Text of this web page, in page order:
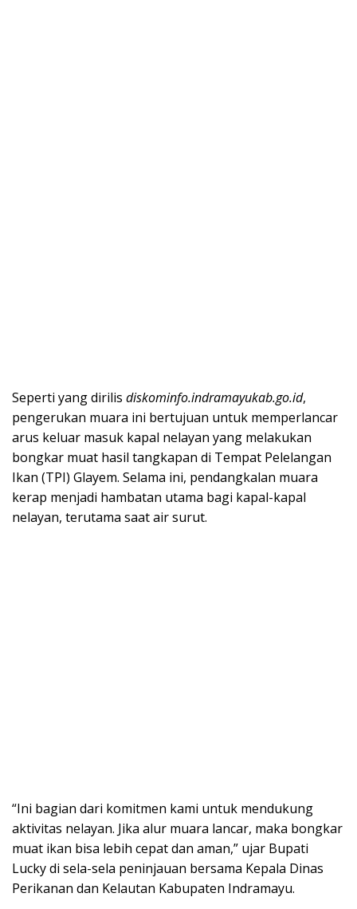
Seperti yang dirilis diskominfo.indramayukab.go.id,
pengerukan muara ini bertujuan untuk memperlancar
arus keluar masuk kapal nelayan yang melakukan
bongkar muat hasil tangkapan di Tempat Pelelangan
Ikan (TPI) Glayem. Selama ini, pendangkalan muara
kerap menjadi hambatan utama bagi kapal-kapal
nelayan, terutama saat air surut.
“Ini bagian dari komitmen kami untuk mendukung
aktivitas nelayan. Jika alur muara lancar, maka bongkar
muat ikan bisa lebih cepat dan aman,” ujar Bupati
Lucky di sela-sela peninjauan bersama Kepala Dinas
Perikanan dan Kelautan Kabupaten Indramayu.